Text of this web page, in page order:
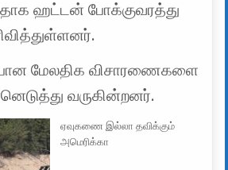
ஹட்டன் போக்குவரத்து
மேலதிக விசாரணைகளை
வருகின்றனர்.
ஏவுகணை இல்லா தவிக்கும்
அமெரிக்கா